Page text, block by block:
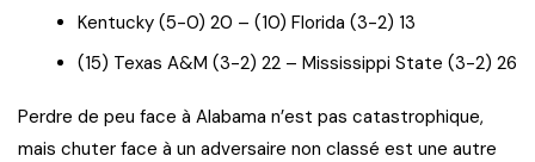
Kentucky (5-0) 20 – (10) Florida (3-2) 13
(15) Texas A&M (3-2) 22 – Mississippi State (3-2) 26
Perdre de peu face à Alabama n’est pas catastrophique,
mais chuter face à un adversaire non classé est une autre